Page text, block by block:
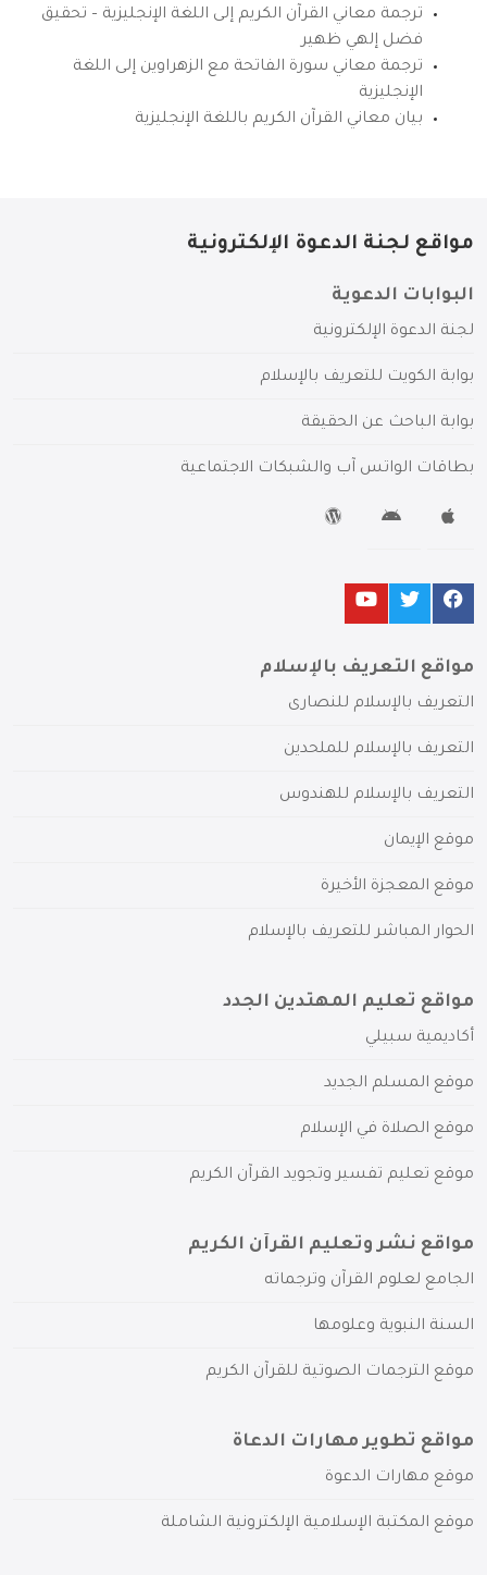
ترجمة معاني القرآن الكريم إلى اللغة الإنجليزية – تحقيق
فضل إلهي ظهير
ترجمة معاني سورة الفاتحة مع الزهراوين إلى اللغة
الإنجليزية
بيان معاني القرآن الكريم باللغة الإنجليزية
مواقع لجنة الدعوة الإلكترونية
البوابات الدعوية
لجنة الدعوة الإلكترونية
بوابة الكويت للتعريف بالإسلام
بوابة الباحث عن الحقيقة
بطاقات الواتس آب والشبكات الاجتماعية
مواقع التعريف بالإسلام
التعريف بالإسلام للنصارى
التعريف بالإسلام للملحدين
التعريف بالإسلام للهندوس
موقع الإيمان
موقع المعجزة الأخيرة
الحوار المباشر للتعريف بالإسلام
مواقع تعليم المهتدين الجدد
أكاديمية سبيلي
موقع المسلم الجديد
موقع الصلاة في الإسلام
موقع تعليم تفسير وتجويد القرآن الكريم
مواقع نشر وتعليم القرآن الكريم
الجامع لعلوم القرآن وترجماته
السنة النبوية وعلومها
موقع الترجمات الصوتية للقرآن الكريم
مواقع تطوير مهارات الدعاة
موقع مهارات الدعوة
موقع المكتبة الإسلامية الإلكترونية الشاملة